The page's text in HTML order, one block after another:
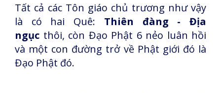
Tất cả các Tôn giáo chủ trương như vậy
là có hai Quê: Thiên đàng - Địa
ngục thôi, còn Đạo Phật 6 nẻo luân hồi
và một con đường trở về Phật giới đó là
Đạo Phật đó.